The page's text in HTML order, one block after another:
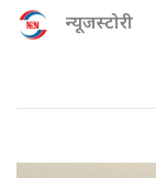
न्यूजस्टोरी